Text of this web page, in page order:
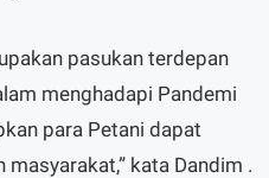
pasukan terdepan
menghadapi Pandemi
para Petani dapat
kata Dandim .